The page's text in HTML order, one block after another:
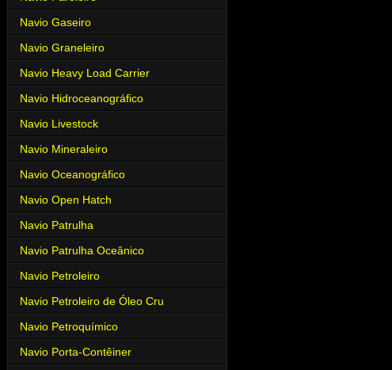
Navio Gaseiro
Navio Graneleiro
Navio Heavy Load Carrier
Navio Hidroceanográfico
Navio Livestock
Navio Mineraleiro
Navio Oceanográfico
Navio Open Hatch
Navio Patrulha
Navio Patrulha Oceânico
Navio Petroleiro
Navio Petroleiro de Óleo Cru
Navio Petroquímico
Navio Porta-Contêiner